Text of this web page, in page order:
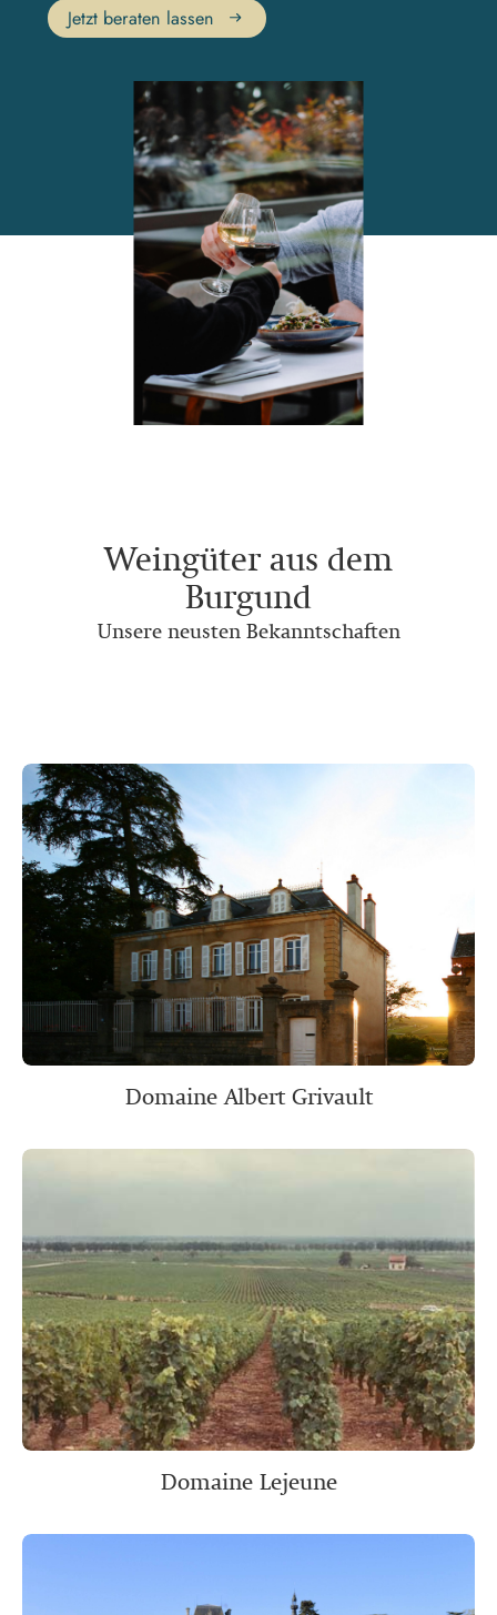
Jetzt beraten lassen
Weingüter aus dem
Burgund
Unsere neusten Bekanntschaften
Domaine Albert Grivault
Domaine Lejeune